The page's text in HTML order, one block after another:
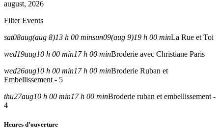
august, 2026
Filter Events
sat08aug(aug 8)13 h 00 minsun09(aug 9)19 h 00 minLa Rue et Toi
wed19aug10 h 00 min17 h 00 minBroderie avec Christiane Paris
wed26aug10 h 00 min17 h 00 minBroderie Ruban et
Embellissement - 5
thu27aug10 h 00 min17 h 00 minBroderie ruban et embellissement -
4
Heures d’ouverture